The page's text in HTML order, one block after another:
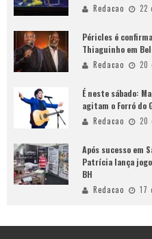
Redacao 22
Péricles é
Thiaguinho em
Redacao 20
É neste sábado:
agitam o Forró do
Redacao 20
Após sucesso em
Patrícia lança
BH
Redacao 17